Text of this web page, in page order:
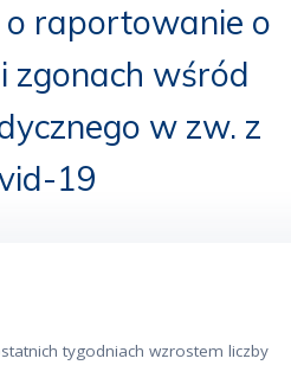
raportowanie o
zgonach wśród
w zw. z
19
tygodniach wzrostem liczby